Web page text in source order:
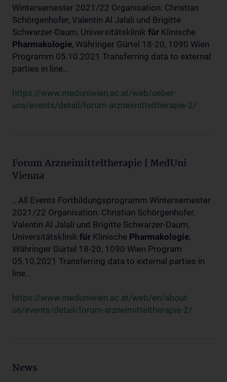
Wintersemester 2021/22 Organisation: Christian
Schörgenhofer, Valentin Al Jalali und Brigitte
Schwarzer-Daum, Universitätsklinik für Klinische
Pharmakologie, Währinger Gürtel 18-20, 1090 Wien
Programm 05.10.2021 Transferring data to external
parties in line...
https://www.meduniwien.ac.at/web/ueber-
uns/events/detail/forum-arzneimitteltherapie-2/
Forum Arzneimitteltherapie | MedUni
Vienna
...All Events Fortbildungsprogramm Wintersemester
2021/22 Organisation: Christian Schörgenhofer,
Valentin Al Jalali und Brigitte Schwarzer-Daum,
Universitätsklinik für Klinische Pharmakologie,
Währinger Gürtel 18-20, 1090 Wien Program
05.10.2021 Transferring data to external parties in
line...
https://www.meduniwien.ac.at/web/en/about-
us/events/detail/forum-arzneimitteltherapie-2/
News